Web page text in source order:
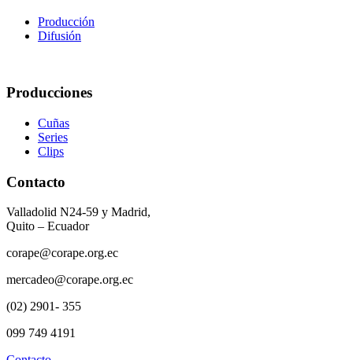
Producción
Difusión
Producciones
Cuñas
Series
Clips
Contacto
Valladolid N24-59 y Madrid,
Quito – Ecuador
corape@corape.org.ec
mercadeo@corape.org.ec
(02) 2901- 355
099 749 4191